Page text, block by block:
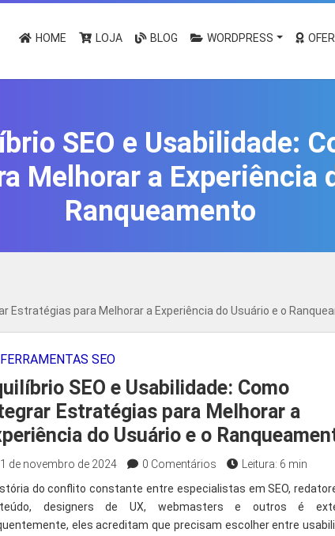
HOME LOJA BLOG WORDPRESS
SEO e Usabilidade:
Melhorar a Experiência
Ranqueamento
Estratégias para Melhorar a Experiência do Usuário e o
FERRAMENTAS SEO
SEO e Usabilidade: Como
Estratégias para Melhorar a
do Usuário e o
de novembro de 2024 0 Comentários
Leitura: 6 min
do conflito constante entre especialistas em SEO,
designers de UX, webmasters e outros é
eles acreditam que precisam escolher entre